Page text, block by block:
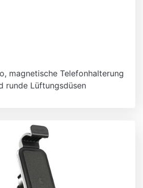
magnetische Telefonhalterung
runde Lüftungsdüsen